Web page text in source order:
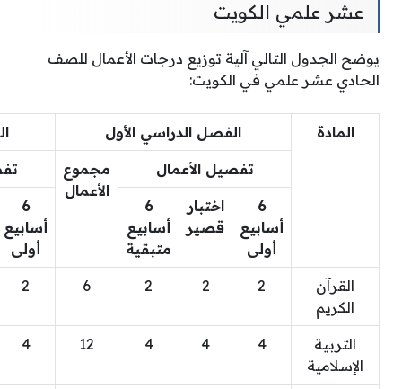
عشر علمي الكويت
يوضح الجدول التالي آلية توزيع درجات الأعمال للصف
الحادي عشر علمي في الكويت:
المادة الفصل الدراسي الأول
تفصيل الأعمال
مجموع
الأعمال
6
أسابيع
أولى
اختبار
قصير
6
أسابيع
متبقية
6
أسابيع
أولى
القرآن
الكريم
2
2
2
6
2
التربية
الإسلامية
4
4
4
12
4